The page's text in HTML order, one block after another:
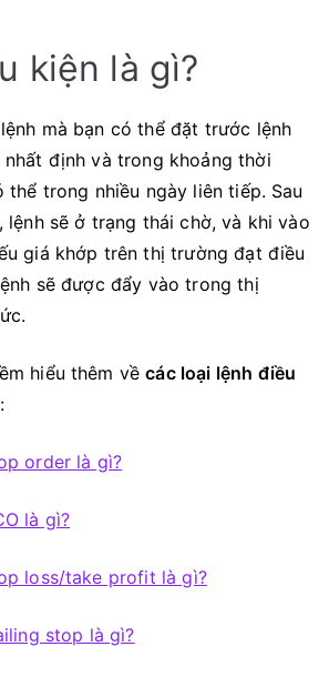
kiện là gì?
mà bạn có thể đặt trước lệnh
định và trong khoảng thời
thể trong nhiều ngày liên tiếp. Sau
lệnh sẽ ở trạng thái chờ, và khi vào
giá khớp trên thị trường đạt điều
sẽ được đẩy vào trong thị
hiểu thêm vềcác loại lệnh điều
order là gì?
là gì?
loss/take profit là gì?
stop là gì?